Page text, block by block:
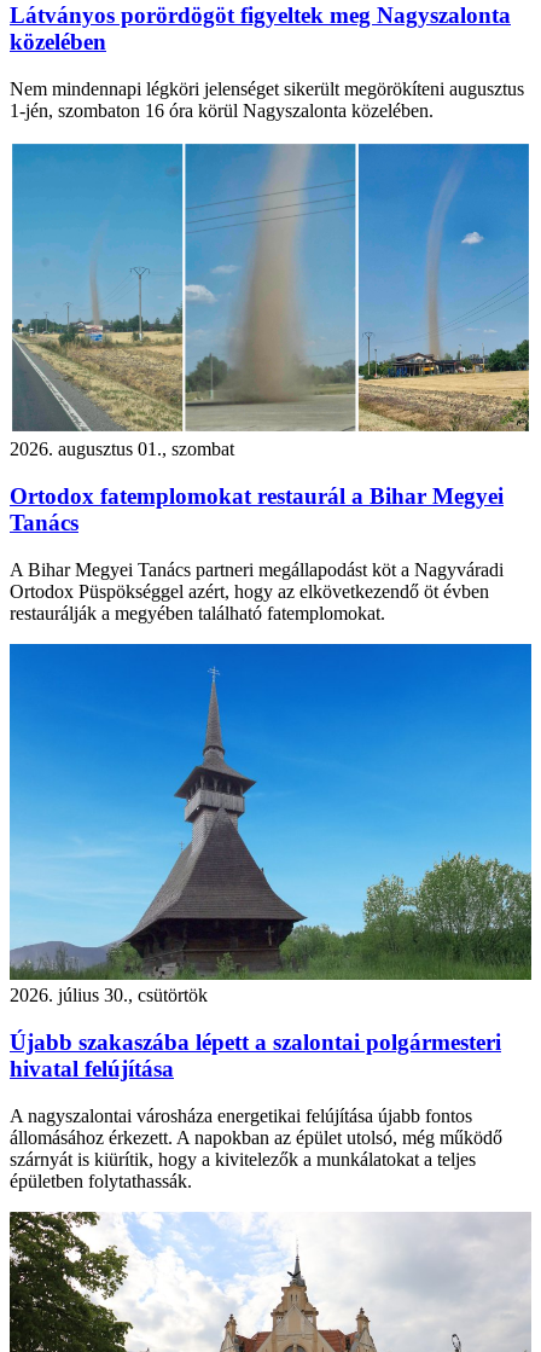
Látványos porördögöt figyeltek meg Nagyszalonta
közelében
Nem mindennapi légköri jelenséget sikerült megörökíteni augusztus
1-jén, szombaton 16 óra körül Nagyszalonta közelében.
2026. augusztus 01., szombat
Ortodox fatemplomokat restaurál a Bihar Megyei
Tanács
A Bihar Megyei Tanács partneri megállapodást köt a Nagyváradi
Ortodox Püspökséggel azért, hogy az elkövetkezendő öt évben
restaurálják a megyében található fatemplomokat.
2026. július 30., csütörtök
Újabb szakaszába lépett a szalontai polgármesteri
hivatal felújítása
A nagyszalontai városháza energetikai felújítása újabb fontos
állomásához érkezett. A napokban az épület utolsó, még működő
szárnyát is kiürítik, hogy a kivitelezők a munkálatokat a teljes
épületben folytathassák.